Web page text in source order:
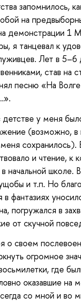
запомнилось,
на
демонстрации 1
я танцевал к
Лет в
став на
песню «На
у меня
(возможно,
сохранилось).
и чтение, к
начальной школе.
и т.п. Но
фантазиях
погружался в
от скучной
о своем
огромное
где
оказавшие на
со мной и во